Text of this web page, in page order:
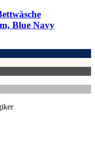
Blue Navy